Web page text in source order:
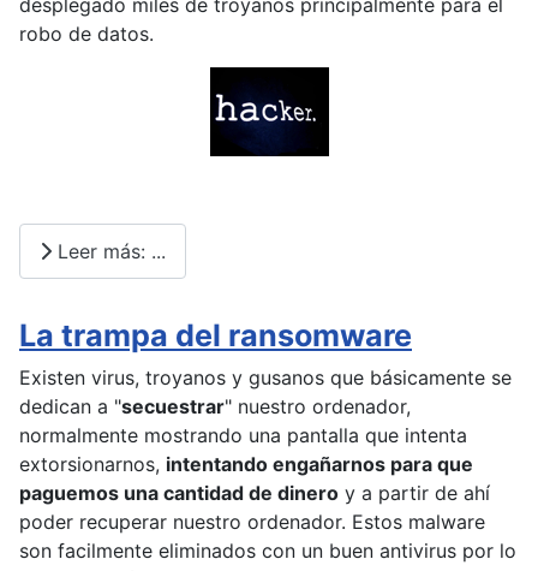
desplegado miles de troyanos principalmente para el
robo de datos.
Leer más: ...
La trampa del ransomware
Existen virus, troyanos y gusanos que básicamente se
dedican a "secuestrar" nuestro ordenador,
normalmente mostrando una pantalla que intenta
extorsionarnos, intentando engañarnos para que
paguemos una cantidad de dinero y a partir de ahí
poder recuperar nuestro ordenador. Estos malware
son facilmente eliminados con un buen antivirus por lo